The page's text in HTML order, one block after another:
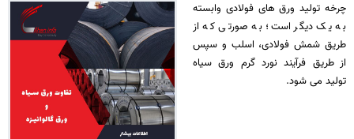
چرخه تولید ورق های فولادی وابسته
به یک دیگر است؛ به صورتی که از
طریق شمش فولادی، اسلب و سپس
از طریق فرآیند نورد گرم ورق سیاه
تولید می شود.